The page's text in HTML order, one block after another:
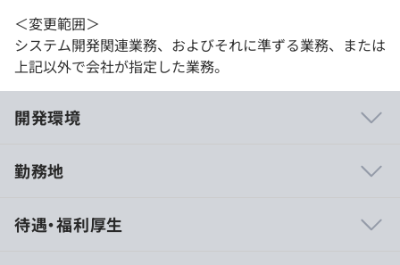
＜変更範囲＞
システム開発関連業務、およびそれに準ずる業務、または
上記以外で会社が指定した業務。
開発環境
勤務地
待遇・福利厚生